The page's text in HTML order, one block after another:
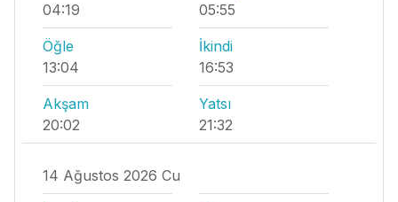
04:19
05:55
Öğle
13:04
İkindi
16:53
Akşam
20:02
Yatsı
21:32
14 Ağustos 2026 Cu